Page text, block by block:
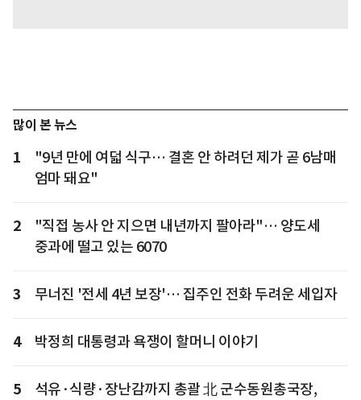
많이 본 뉴스
1
"9년 만에 여덟 식구… 결혼 안 하려던 제가 곧 6남매
엄마 돼요"
2
"직접 농사 안 지으면 내년까지 팔아라"… 양도세
중과에 떨고 있는 6070
3 무너진 '전세 4년 보장'… 집주인 전화 두려운 세입자
4 박정희 대통령과 욕쟁이 할머니 이야기
5
석유·식량·장난감까지 총괄 北 군수동원총국장,